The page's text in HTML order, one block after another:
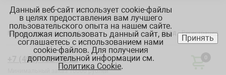
Вход Регистрация
Москва:склад, офис, график
+7 (495) 182-88-22
Минимальный заказ 10000 рублей
0
Данный веб-сайт использует cookie-файлы
в целях предоставления вам лучшего
пользовательского опыта на нашем сайте.
Продолжая использовать данный сайт, вы
соглашаетесь с использованием нами
cookie-файлов. Для получения
дополнительной информации см.
Политика Cookie.
Принять